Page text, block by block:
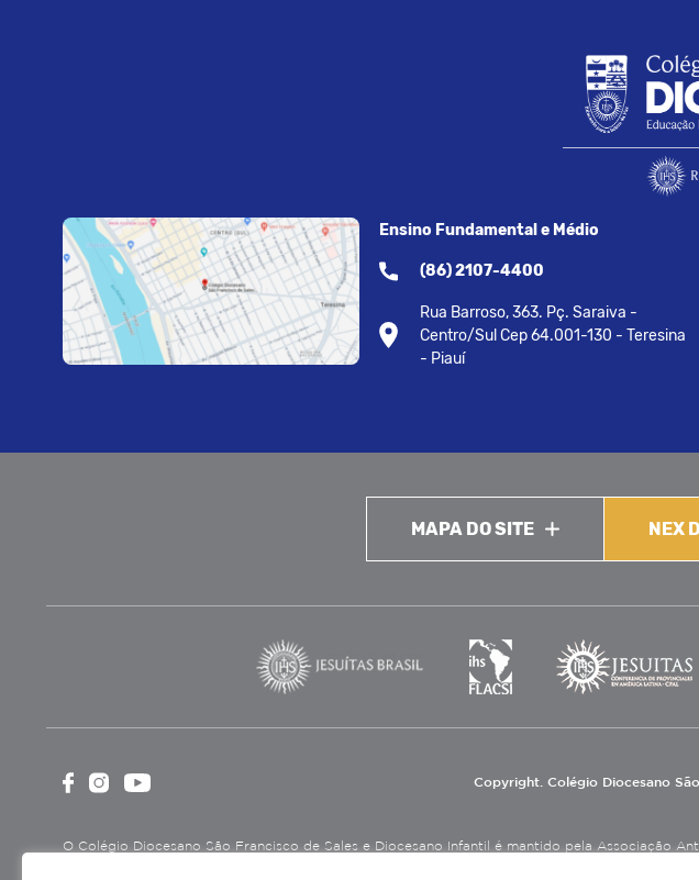
Ensino Fundamental e Médio
(86) 2107-4400
Rua Barroso, 363. Pç. Saraiva -
Centro/Sul Cep 64.001-130 - Teresina
- Piauí
MAPA DO SITE NEX
Copyright. Colégio Diocesano
O Colégio Diocesano São Francisco de Sales e Diocesano Infantil é mantido pela Associação